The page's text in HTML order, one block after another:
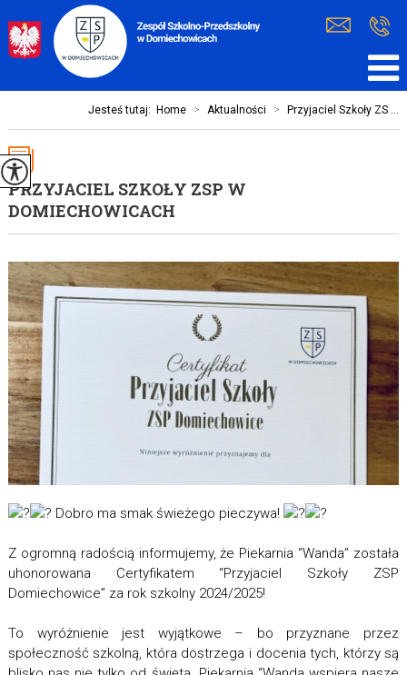
Jesteś tutaj: Home > Aktualności > Przyjaciel Szkoły ZS ...
PRZYJACIEL SZKOŁY ZSP W
DOMIECHOWICACH
Dobro ma smak świeżego pieczywa!
Z ogromną radością informujemy, że Piekarnia “Wanda” została
uhonorowana Certyfikatem “Przyjaciel Szkoły ZSP
Domiechowice” za rok szkolny 2024/2025!
To wyróżnienie jest wyjątkowe – bo przyznane przez
społeczność szkolną, która dostrzega i docenia tych, którzy są